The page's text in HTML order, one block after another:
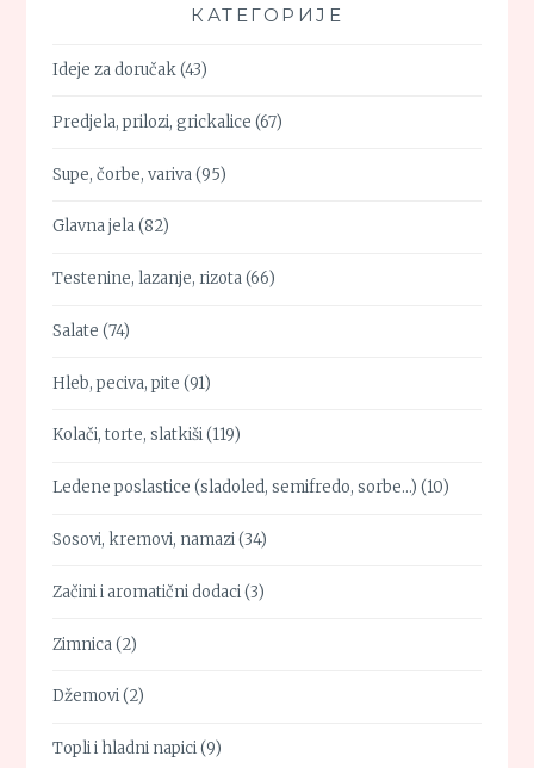
КАТЕГОРИЈЕ
Ideje za doručak(43)
Predjela, prilozi, grickalice (67)
Supe, čorbe, variva(95)
Glavna jela(82)
Testenine, lazanje, rizota(66)
Salate (74)
Hleb, peciva, pite (91)
Kolači, torte, slatkiši(119)
Ledene poslastice (sladoled, semifredo, sorbe…) (10)
Sosovi, kremovi, namazi(34)
Začini i aromatični dodaci(3)
Zimnica(2)
Džemovi(2)
Topli i hladni napici(9)